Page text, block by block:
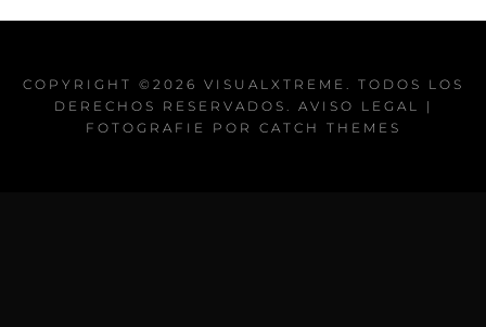
COPYRIGHT ©2026 VISUALXTREME . TODOS LOS
DERECHOS RESERVADOS. AVISO LEGAL
|
FOTOGRAFIE POR CATCH THEMES